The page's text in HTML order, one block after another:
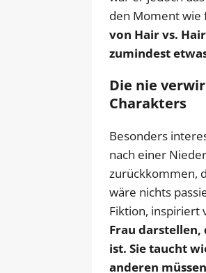
den Moment wie
von Hair vs.
zumindest
Die nie
Charakters
Besonders
nach einer
zurückkommen,
wäre nichts
Fiktion, inspiriert
Frau
ist. Sie taucht
anderen